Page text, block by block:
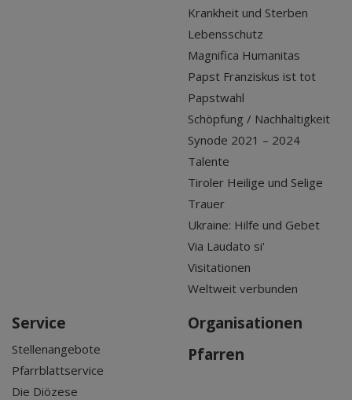
Krankheit und Sterben
Lebensschutz
Magnifica Humanitas
Papst Franziskus ist tot
Papstwahl
Schöpfung / Nachhaltigkeit
Synode 2021 – 2024
Talente
Tiroler Heilige und Selige
Trauer
Ukraine: Hilfe und Gebet
Via Laudato si'
Visitationen
Weltweit verbunden
Service
Stellenangebote
Pfarrblattservice
Die Diözese
Organisationen
Pfarren